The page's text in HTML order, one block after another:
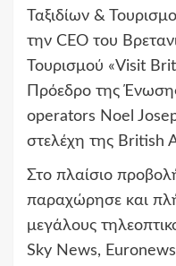
Ταξιδίων &
την CEO του
Τουρισμού «Visit
Πρόεδρο της
operators Noel
στελέχη της British
Στο πλαίσιο
παραχώρησε και
μεγάλους
Sky News,